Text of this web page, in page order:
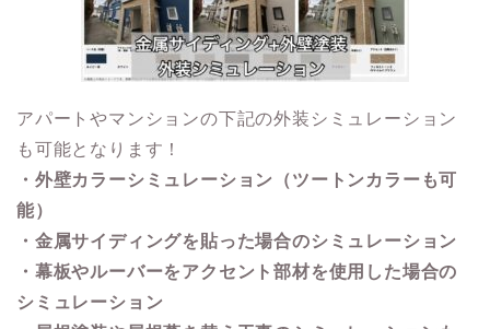
アパートやマンションの下記の外装シミュレーション
も可能となります！
・外壁カラーシミュレーション（ツートンカラーも可
能）
・金属サイディングを貼った場合のシミュレーション
・幕板やルーバーをアクセント部材を使用した場合の
シミュレーション